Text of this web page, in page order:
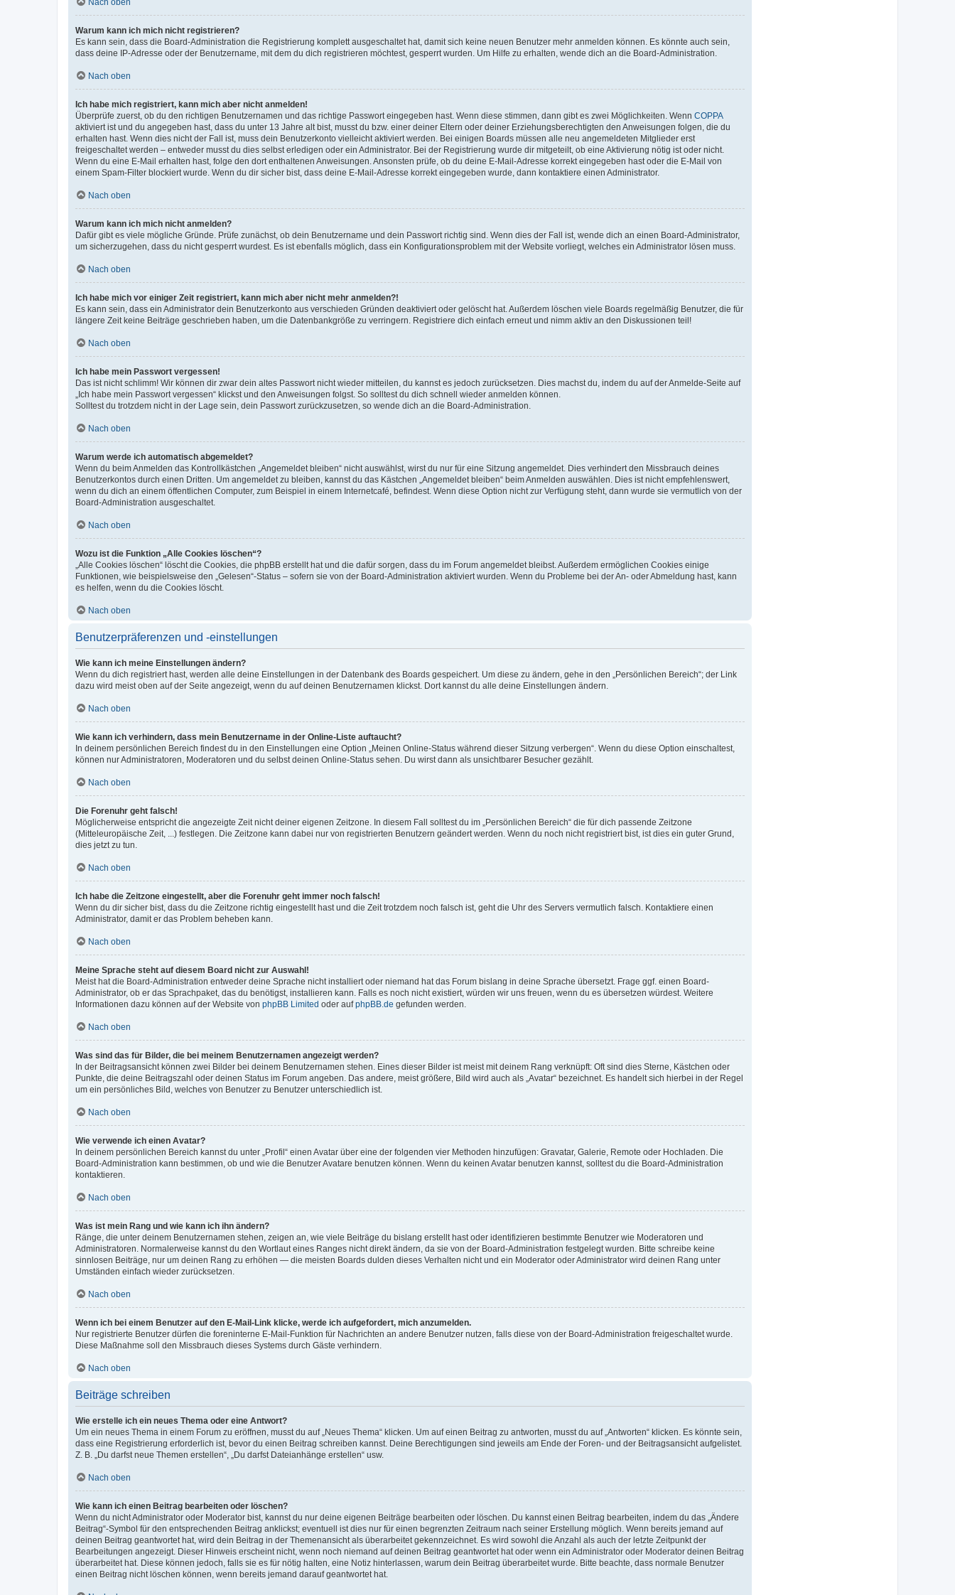
Warum kann ich mich nicht registrieren?
Es kann sein, dass die Board-Administration die Registrierung komplett ausgeschaltet hat, damit sich keine neuen Benutzer mehr anmelden können. Es könnte auch sein,
dass deine IP-Adresse oder der Benutzername, mit dem du dich registrieren möchtest, gesperrt wurden. Um Hilfe zu erhalten, wende dich an die Board-Administration.
Nach oben
Ich habe mich registriert, kann mich aber nicht anmelden!
Überprüfe zuerst, ob du den richtigen Benutzernamen und das richtige Passwort eingegeben hast. Wenn diese stimmen, dann gibt es zwei Möglichkeiten. Wenn COPPA
aktiviert ist und du angegeben hast, dass du unter 13 Jahre alt bist, musst du bzw. einer deiner Eltern oder deiner Erziehungsberechtigten den Anweisungen folgen, die du
erhalten hast. Wenn dies nicht der Fall ist, muss dein Benutzerkonto vielleicht aktiviert werden. Bei einigen Boards müssen alle neu angemeldeten Mitglieder erst
freigeschaltet werden – entweder musst du dies selbst erledigen oder ein Administrator. Bei der Registrierung wurde dir mitgeteilt, ob eine Aktivierung nötig ist oder nicht.
Wenn du eine E-Mail erhalten hast, folge den dort enthaltenen Anweisungen. Ansonsten prüfe, ob du deine E-Mail-Adresse korrekt eingegeben hast oder die E-Mail von
einem Spam-Filter blockiert wurde. Wenn du dir sicher bist, dass deine E-Mail-Adresse korrekt eingegeben wurde, dann kontaktiere einen Administrator.
Nach oben
Warum kann ich mich nicht anmelden?
Dafür gibt es viele mögliche Gründe. Prüfe zunächst, ob dein Benutzername und dein Passwort richtig sind. Wenn dies der Fall ist, wende dich an einen Board-Administrator,
um sicherzugehen, dass du nicht gesperrt wurdest. Es ist ebenfalls möglich, dass ein Konfigurationsproblem mit der Website vorliegt, welches ein Administrator lösen muss.
Nach oben
Ich habe mich vor einiger Zeit registriert, kann mich aber nicht mehr anmelden?!
Es kann sein, dass ein Administrator dein Benutzerkonto aus verschieden Gründen deaktiviert oder gelöscht hat. Außerdem löschen viele Boards regelmäßig Benutzer, die für
längere Zeit keine Beiträge geschrieben haben, um die Datenbankgröße zu verringern. Registriere dich einfach erneut und nimm aktiv an den Diskussionen teil!
Nach oben
Ich habe mein Passwort vergessen!
Das ist nicht schlimm! Wir können dir zwar dein altes Passwort nicht wieder mitteilen, du kannst es jedoch zurücksetzen. Dies machst du, indem du auf der Anmelde-Seite auf
„Ich habe mein Passwort vergessen“ klickst und den Anweisungen folgst. So solltest du dich schnell wieder anmelden können.
Solltest du trotzdem nicht in der Lage sein, dein Passwort zurückzusetzen, so wende dich an die Board-Administration.
Nach oben
Warum werde ich automatisch abgemeldet?
Wenn du beim Anmelden das Kontrollkästchen „Angemeldet bleiben“ nicht auswählst, wirst du nur für eine Sitzung angemeldet. Dies verhindert den Missbrauch deines
Benutzerkontos durch einen Dritten. Um angemeldet zu bleiben, kannst du das Kästchen „Angemeldet bleiben“ beim Anmelden auswählen. Dies ist nicht empfehlenswert,
wenn du dich an einem öffentlichen Computer, zum Beispiel in einem Internetcafé, befindest. Wenn diese Option nicht zur Verfügung steht, dann wurde sie vermutlich von der
Board-Administration ausgeschaltet.
Nach oben
Wozu ist die Funktion „Alle Cookies löschen“?
„Alle Cookies löschen“ löscht die Cookies, die phpBB erstellt hat und die dafür sorgen, dass du im Forum angemeldet bleibst. Außerdem ermöglichen Cookies einige
Funktionen, wie beispielsweise den „Gelesen“-Status – sofern sie von der Board-Administration aktiviert wurden. Wenn du Probleme bei der An- oder Abmeldung hast, kann
es helfen, wenn du die Cookies löscht.
Nach oben
Benutzerpräferenzen und -einstellungen
Wie kann ich meine Einstellungen ändern?
Wenn du dich registriert hast, werden alle deine Einstellungen in der Datenbank des Boards gespeichert. Um diese zu ändern, gehe in den „Persönlichen Bereich“; der Link
dazu wird meist oben auf der Seite angezeigt, wenn du auf deinen Benutzernamen klickst. Dort kannst du alle deine Einstellungen ändern.
Nach oben
Wie kann ich verhindern, dass mein Benutzername in der Online-Liste auftaucht?
In deinem persönlichen Bereich findest du in den Einstellungen eine Option „Meinen Online-Status während dieser Sitzung verbergen“. Wenn du diese Option einschaltest,
können nur Administratoren, Moderatoren und du selbst deinen Online-Status sehen. Du wirst dann als unsichtbarer Besucher gezählt.
Nach oben
Die Forenuhr geht falsch!
Möglicherweise entspricht die angezeigte Zeit nicht deiner eigenen Zeitzone. In diesem Fall solltest du im „Persönlichen Bereich“ die für dich passende Zeitzone
(Mitteleuropäische Zeit, ...) festlegen. Die Zeitzone kann dabei nur von registrierten Benutzern geändert werden. Wenn du noch nicht registriert bist, ist dies ein guter Grund,
dies jetzt zu tun.
Nach oben
Ich habe die Zeitzone eingestellt, aber die Forenuhr geht immer noch falsch!
Wenn du dir sicher bist, dass du die Zeitzone richtig eingestellt hast und die Zeit trotzdem noch falsch ist, geht die Uhr des Servers vermutlich falsch. Kontaktiere einen
Administrator, damit er das Problem beheben kann.
Nach oben
Meine Sprache steht auf diesem Board nicht zur Auswahl!
Meist hat die Board-Administration entweder deine Sprache nicht installiert oder niemand hat das Forum bislang in deine Sprache übersetzt. Frage ggf. einen Board-
Administrator, ob er das Sprachpaket, das du benötigst, installieren kann. Falls es noch nicht existiert, würden wir uns freuen, wenn du es übersetzen würdest. Weitere
Informationen dazu können auf der Website von phpBB Limited oder aufphpBB.de gefunden werden.
Nach oben
Was sind das für Bilder, die bei meinem Benutzernamen angezeigt werden?
In der Beitragsansicht können zwei Bilder bei deinem Benutzernamen stehen. Eines dieser Bilder ist meist mit deinem Rang verknüpft: Oft sind dies Sterne, Kästchen oder
Punkte, die deine Beitragszahl oder deinen Status im Forum angeben. Das andere, meist größere, Bild wird auch als „Avatar“ bezeichnet. Es handelt sich hierbei in der Regel
um ein persönliches Bild, welches von Benutzer zu Benutzer unterschiedlich ist.
Nach oben
Wie verwende ich einen Avatar?
In deinem persönlichen Bereich kannst du unter „Profil“ einen Avatar über eine der folgenden vier Methoden hinzufügen: Gravatar, Galerie, Remote oder Hochladen. Die
Board-Administration kann bestimmen, ob und wie die Benutzer Avatare benutzen können. Wenn du keinen Avatar benutzen kannst, solltest du die Board-Administration
kontaktieren.
Nach oben
Was ist mein Rang und wie kann ich ihn ändern?
Ränge, die unter deinem Benutzernamen stehen, zeigen an, wie viele Beiträge du bislang erstellt hast oder identifizieren bestimmte Benutzer wie Moderatoren und
Administratoren. Normalerweise kannst du den Wortlaut eines Ranges nicht direkt ändern, da sie von der Board-Administration festgelegt wurden. Bitte schreibe keine
sinnlosen Beiträge, nur um deinen Rang zu erhöhen — die meisten Boards dulden dieses Verhalten nicht und ein Moderator oder Administrator wird deinen Rang unter
Umständen einfach wieder zurücksetzen.
Nach oben
Wenn ich bei einem Benutzer auf den E-Mail-Link klicke, werde ich aufgefordert, mich anzumelden.
Nur registrierte Benutzer dürfen die foreninterne E-Mail-Funktion für Nachrichten an andere Benutzer nutzen, falls diese von der Board-Administration freigeschaltet wurde.
Diese Maßnahme soll den Missbrauch dieses Systems durch Gäste verhindern.
Nach oben
Beiträge schreiben
Wie erstelle ich ein neues Thema oder eine Antwort?
Um ein neues Thema in einem Forum zu eröffnen, musst du auf „Neues Thema“ klicken. Um auf einen Beitrag zu antworten, musst du auf „Antworten“ klicken. Es könnte sein,
dass eine Registrierung erforderlich ist, bevor du einen Beitrag schreiben kannst. Deine Berechtigungen sind jeweils am Ende der Foren- und der Beitragsansicht aufgelistet.
Z. B. „Du darfst neue Themen erstellen“, „Du darfst Dateianhänge erstellen“ usw.
Nach oben
Wie kann ich einen Beitrag bearbeiten oder löschen?
Wenn du nicht Administrator oder Moderator bist, kannst du nur deine eigenen Beiträge bearbeiten oder löschen. Du kannst einen Beitrag bearbeiten, indem du das „Ändere
Beitrag“-Symbol für den entsprechenden Beitrag anklickst; eventuell ist dies nur für einen begrenzten Zeitraum nach seiner Erstellung möglich. Wenn bereits jemand auf
deinen Beitrag geantwortet hat, wird dein Beitrag in der Themenansicht als überarbeitet gekennzeichnet. Es wird sowohl die Anzahl als auch der letzte Zeitpunkt der
Bearbeitungen angezeigt. Dieser Hinweis erscheint nicht, wenn noch niemand auf deinen Beitrag geantwortet hat oder wenn ein Administrator oder Moderator deinen Beitrag
überarbeitet hat. Diese können jedoch, falls sie es für nötig halten, eine Notiz hinterlassen, warum dein Beitrag überarbeitet wurde. Bitte beachte, dass normale Benutzer
einen Beitrag nicht löschen können, wenn bereits jemand darauf geantwortet hat.